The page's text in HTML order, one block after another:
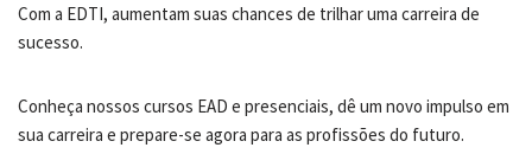
Com a EDTI, aumentam suas chances de trilhar uma carreira de
sucesso.
Conheça nossos cursos EAD e presenciais, dê um novo impulso em
sua carreira e prepare-se agora para as profissões do futuro.